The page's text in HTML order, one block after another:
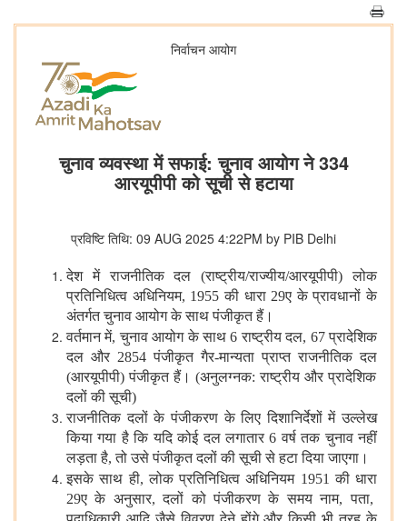
निर्वाचन आयोग
चुनाव व्यवस्था में सफाई: चुनाव आयोग ने 334
आरयूपीपी को सूची से हटाया
प्रविष्टि तिथि: 09 AUG 2025 4:22PM by PIB Delhi
देश में राजनीतिक दल (राष्ट्रीय/राज्यीय/आरयूपीपी)लोक
प्रतिनिधित्व अधिनियम, 1955की धारा29ए के प्रावधानों के
अंतर्गत चुनाव आयोग के साथ पंजीकृत हैं।
वर्तमान में,चुनाव आयोग के साथ 6राष्ट्रीय दल, 67प्रादेशिक
दल और 2854पंजीकृत गैर-मान्यता प्राप्त राजनीतिक दल
(आरयूपीपी)पंजीकृत हैं। (अनुलग्नक:राष्ट्रीय और प्रादेशिक
दलों की सूची)
राजनीतिक दलों के पंजीकरण के लिए दिशानिर्देशों में उल्लेख
किया गया है कि यदि कोई दल लगातार6वर्ष तक चुनाव नहीं
लड़ता है,तो उसे पंजीकृत दलों की सूची से हटा दिया जाएगा।
इसके साथ ही,लोक प्रतिनिधित्व अधिनियम1951की धारा
29ए के अनुसार,दलों को पंजीकरण के समय नाम,पता,